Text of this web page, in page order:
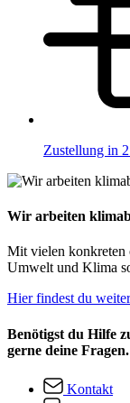
Zustellung in
Wir arbeiten
Mit vielen konkreten
Umwelt und Klima
Hier findest du
Benötigst du Hilfe
gerne deine Fragen.
Kontakt